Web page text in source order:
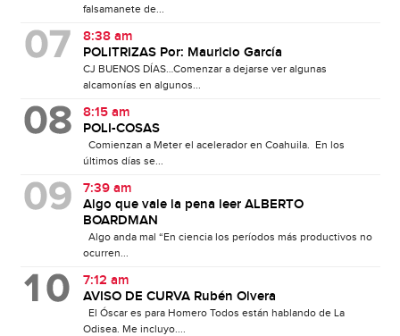
falsamanete de...
8:38 am
POLITRIZAS Por: Mauricio García
CJ BUENOS DÍAS…Comenzar a dejarse ver algunas
alcamonías en algunos...
8:15 am
POLI-COSAS
Comienzan a Meter el acelerador en Coahuila. En los
últimos días se...
7:39 am
Algo que vale la pena leer ALBERTO
BOARDMAN
Algo anda mal “En ciencia los períodos más productivos no
ocurren...
7:12 am
AVISO DE CURVA Rubén Olvera
El Óscar es para Homero Todos están hablando de La
Odisea. Me incluyo....